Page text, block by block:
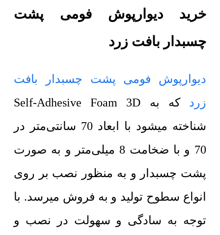
خرید دیوارپوش فومی پشت
چسبدار بافت زرد
دیوارپوش فومی پشت چسبدار بافت
زرد
که به Self-Adhesive Foam 3D
شناخته میشود با ابعاد 70 سانتی‌متر در
70 و با ضخامت 8 میلی‌متر و به صورت
پشت چسبدار و به منظور نصب بر روی
انواع سطوح تولید و به فروش میرسد. با
توجه به سادگی و سهولت در نصب و